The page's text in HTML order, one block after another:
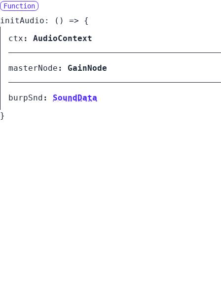
Function
initAudio : () => {
ctx : AudioContext
masterNode : GainNode
burpSnd : SoundData
}